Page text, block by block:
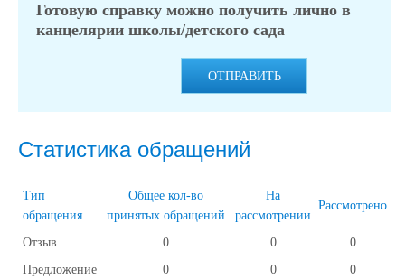
Готовую справку можно получить лично в
канцелярии школы/детского сада
ОТПРАВИТЬ
Статистика обращений
Тип
обращения
Общее кол-во
принятых обращений
На
рассмотрении
Рассмотрено
Отзыв 0 0
0
Предложение
0 0
0